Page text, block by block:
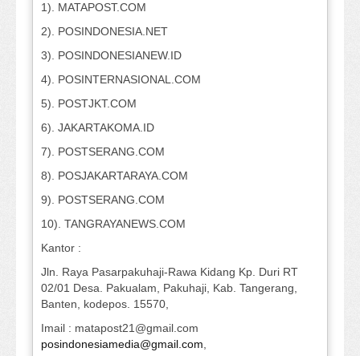
1). MATAPOST.COM
2). POSINDONESIA.NET
3). POSINDONESIANEW.ID
4). POSINTERNASIONAL.COM
5). POSTJKT.COM
6). JAKARTAKOMA.ID
7). POSTSERANG.COM
8). POSJAKARTARAYA.COM
9). POSTSERANG.COM
10). TANGRAYANEWS.COM
Kantor :
Jln. Raya Pasarpakuhaji-Rawa Kidang Kp. Duri RT
02/01 Desa. Pakualam, Pakuhaji, Kab. Tangerang,
Banten, kodepos. 15570,
Imail : matapost21@gmail.com
posindonesiamedia@gmail.com,